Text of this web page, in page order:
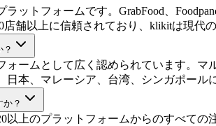
ットフォームです。GrabFood、
舗以上に信頼されており、klikitは現代
ームとして広く認められています。
本、マレーシア、台湾、シンガポール
？
以上のプラットフォームからのすべ